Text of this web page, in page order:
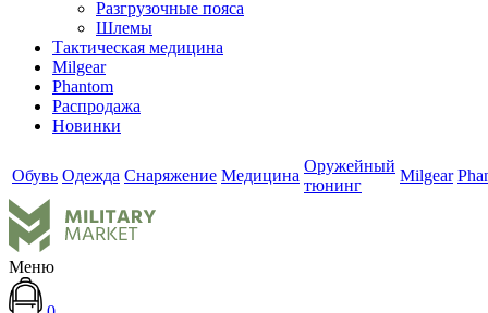
Разгрузочные пояса
Шлемы
Тактическая медицина
Milgear
Phantom
Распродажа
Новинки
Обувь Одежда Снаряжение Медицина
Оружейный
тюнинг
Milgear
Меню